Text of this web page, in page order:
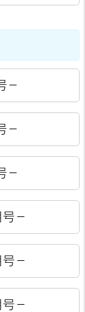
－
－
－
－
－
－